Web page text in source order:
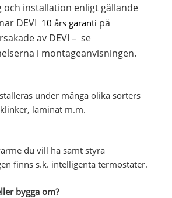
installation enligt gällande
DEVI 10 års garanti på
av DEVI – se
i montageanvisningen.
under många olika sorters
laminat m.m.
du vill ha samt styra
finns s.k. intelligenta termostater.
bygga om?